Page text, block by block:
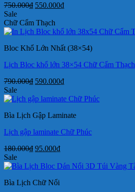
750.000₫ Giá
là:
750.000₫.
550.000₫Giá
là:
Sale
Chữ Cẩm Thạch
Bloc Khổ Lớn Nhất (38×54)
Lịch Bloc khổ lớn 38×54 Chữ Cẩm Thạch
790.000₫ Giá
là:
590.000₫Giá
tại
590.000₫.
Sale
Bìa Lịch Gập Laminate
Lịch gập laminate Chữ Phúc
180.000₫ Giá
là:
95.000₫Giá
tại
Sale
Bìa Lịch Chữ Nổi